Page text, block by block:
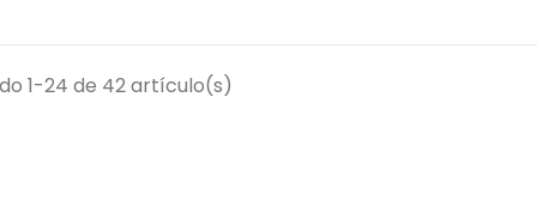
1-24 de 42 artículo(s)